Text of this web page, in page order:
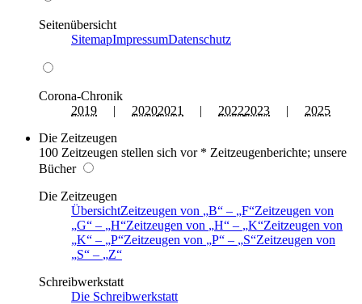
Seitenübersicht
SitemapImpressumDatenschutz
Corona-Chronik
2019 | 20202021 | 20222023 | 2025
Die Zeitzeugen
100 Zeitzeugen stellen sich vor * Zeitzeugenberichte; unsere
Bücher
Die Zeitzeugen
ÜbersichtZeitzeugen von B – F Zeitzeugen von
G
– H Zeitzeugen von H – K Zeitzeugen von
K
– P Zeitzeugen von P – S Zeitzeugen von
S
–
Z
Schreibwerkstatt
Die Schreibwerkstatt